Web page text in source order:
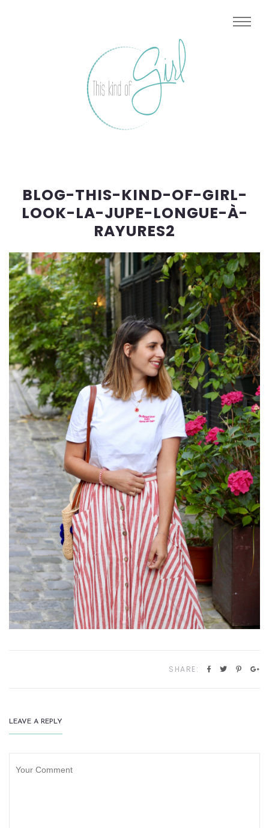
BLOG-THIS-KIND-OF-GIRL-
LOOK-LA-JUPE-LONGUE-À-
RAYURES2
SHARE:
LEAVE A REPLY